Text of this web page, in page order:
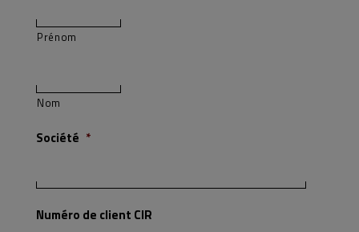
Prénom
Nom
Société *
Numéro de client CIR